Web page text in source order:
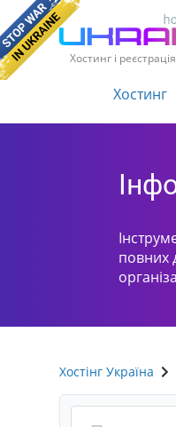
Хостинг і
Хостинг
повних
Хостінг Україна